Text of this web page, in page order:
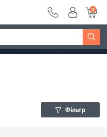
0
Фільтр